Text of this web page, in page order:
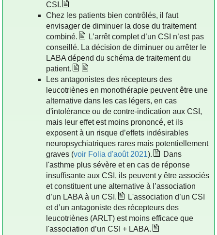
CSI.
Chez les patients bien contrôlés, il faut
envisager de diminuer la dose du traitement
combiné.
L’arrêt complet d’un CSI n’est pas
conseillé. La décision de diminuer ou arrêter le
LABA dépend du schéma de traitement du
patient.
Les antagonistes des récepteurs des
leucotriènes en monothérapie peuvent être une
alternative dans les cas légers, en cas
d'intolérance ou de contre-indication aux CSI,
mais leur effet est moins prononcé, et ils
exposent à un risque d’effets indésirables
neuropsychiatriques rares mais potentiellement
graves (voir Folia d'août 2021).
Dans
l'asthme plus sévère et en cas de réponse
insuffisante aux CSI, ils peuvent y être associés
et constituent une alternative à l’association
d’un LABA à un CSI.
L'association d’un CSI
et d’un antagoniste des récepteurs des
leucotriènes (ARLT) est moins efficace que
l'association d’un CSI + LABA.